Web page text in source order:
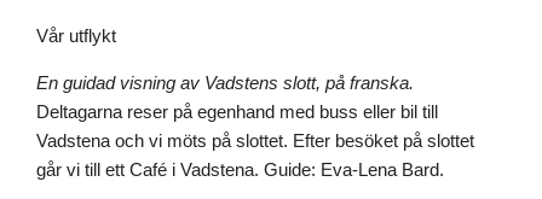
Vår utflykt
En guidad visning av Vadstens slott, på franska.
Deltagarna reser på egenhand med buss eller bil till
Vadstena och vi möts på slottet. Efter besöket på slottet
går vi till ett Café i Vadstena. Guide: Eva-Lena Bard.